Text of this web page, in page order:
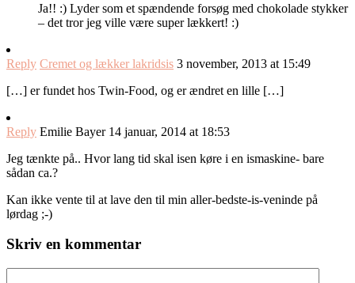
Ja!! :) Lyder som et spændende forsøg med chokolade stykker
– det tror jeg ville være super lækkert! :)
Reply Cremet og lækker lakridsis 3 november, 2013 at 15:49
[…] er fundet hos Twin-Food, og er ændret en lille […]
Reply Emilie Bayer 14 januar, 2014 at 18:53
Jeg tænkte på.. Hvor lang tid skal isen køre i en ismaskine- bare
sådan ca.?
Kan ikke vente til at lave den til min aller-bedste-is-veninde på
lørdag ;-)
Skriv en kommentar